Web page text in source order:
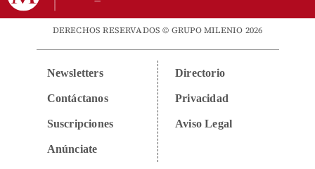
DERECHOS RESERVADOS © GRUPO MILENIO 2026
Newsletters
Contáctanos
Suscripciones
Anúnciate
Directorio
Privacidad
Aviso Legal